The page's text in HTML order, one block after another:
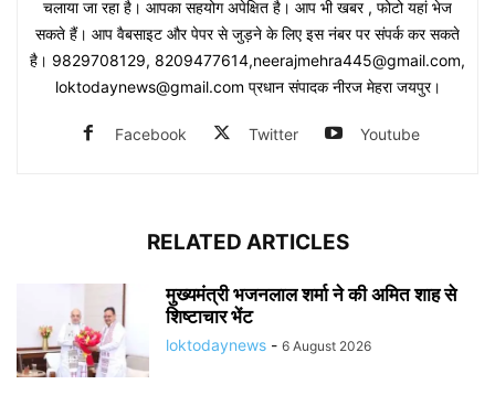
चलाया जा रहा है। आपका सहयोग अपेक्षित है। आप भी खबर , फोटो यहां भेज
सकते हैं। आप वैबसाइट और पेपर से जुड़ने के लिए इस नंबर पर संपर्क कर सकते
है। 9829708129, 8209477614,neerajmehra445@gmail.com,
loktodaynews@gmail.com प्रधान संपादक नीरज मेहरा जयपुर।
Facebook Twitter Youtube
RELATED ARTICLES
मुख्यमंत्री भजनलाल शर्मा ने की अमित शाह से
शिष्टाचार भेंट
loktodaynews - 6 August 2026